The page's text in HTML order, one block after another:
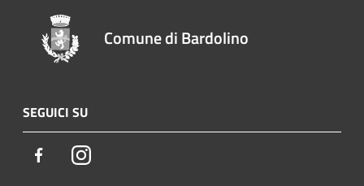
Comune di Bardolino
SEGUICI SU
FacebookInstagram